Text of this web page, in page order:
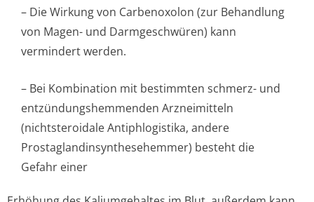
– Die Wirkung von Carbenoxolon (zur Behandlung
von Magen- und Darmgeschwüren) kann
vermindert werden.
– Bei Kombination mit bestimmten schmerz- und
entzündungshem­menden Arzneimitteln
(nichtsteroidale Antiphlogistika, andere
Prostaglandin­synthesehemmer) besteht die
Gefahr einer